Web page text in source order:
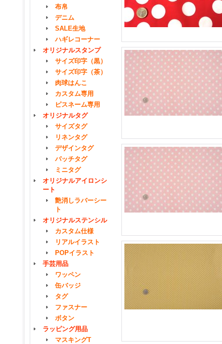
布帛
デニム
SALE生地
ハギレコーナー
オリジナルスタンプ
サイズ印字（黒）
サイズ印字（茶）
肉球はんこ
カスタム専用
ピスネーム専用
オリジナルタグ
サイズタグ
リネンタグ
デザインタグ
パッチタグ
ミニタグ
オリジナルアイロンシ
ート
艶消しラバーシー
ト
オリジナルステンシル
カスタム仕様
リアルイラスト
POPイラスト
手芸用品
ワッペン
缶バッジ
タグ
ファスナー
ボタン
ラッピング用品
マスキングT